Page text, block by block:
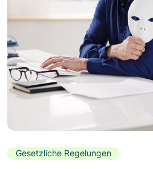
Gesetzliche Regelungen